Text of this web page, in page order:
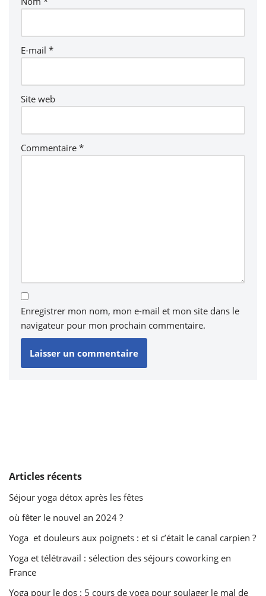
E-mail *
Site web
Commentaire *
Enregistrer mon nom, mon e-mail et mon site dans le
navigateur pour mon prochain commentaire.
Articles récents
Séjour yoga détox après les fêtes
où fêter le nouvel an 2024 ?
Yoga et douleurs aux poignets : et si c’était le canal carpien ?
Yoga et télétravail : sélection des séjours coworking en
France
Yoga pour le dos : 5 cours de yoga pour soulager le mal de